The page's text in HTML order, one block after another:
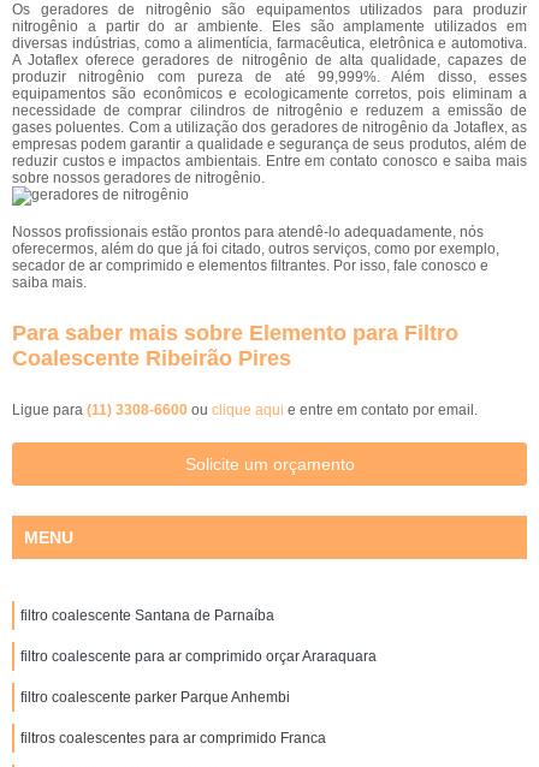
Os geradores de nitrogênio são equipamentos utilizados para produzir
nitrogênio a partir do ar ambiente. Eles são amplamente utilizados em
diversas indústrias, como a alimentícia, farmacêutica, eletrônica e automotiva.
A Jotaflex oferece geradores de nitrogênio de alta qualidade, capazes de
produzir nitrogênio com pureza de até 99,999%. Além disso, esses
equipamentos são econômicos e ecologicamente corretos, pois eliminam a
necessidade de comprar cilindros de nitrogênio e reduzem a emissão de
gases poluentes. Com a utilização dos geradores de nitrogênio da Jotaflex, as
empresas podem garantir a qualidade e segurança de seus produtos, além de
reduzir custos e impactos ambientais. Entre em contato conosco e saiba mais
sobre nossos geradores de nitrogênio.
Nossos profissionais estão prontos para atendê-lo adequadamente, nós
oferecermos, além do que já foi citado, outros serviços, como por exemplo,
secador de ar comprimido e elementos filtrantes. Por isso, fale conosco e
saiba mais.
Para saber mais sobre Elemento para Filtro
Coalescente Ribeirão Pires
Ligue para (11) 3308-6600 ou clique aqui e entre em contato por email.
Solicite um orçamento
MENU
filtro coalescente Santana de Parnaíba
filtro coalescente para ar comprimido orçar Araraquara
filtro coalescente parker Parque Anhembi
filtros coalescentes para ar comprimido Franca